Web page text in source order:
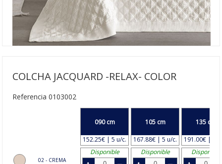
COLCHA JACQUARD -RELAX- COLOR
Referencia 0103002
02 - CREMA
090 cm
152.25€ | 5 u/c.
105 cm
167.88€ | 5 u/c.
135 cm
191.00€ | 4
Disponible
Disponible Disponible